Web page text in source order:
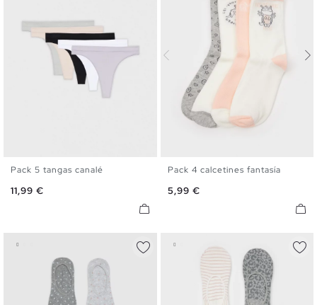
S
Pack 5 tangas canalé
Precio
11,99 €
Pack 4 calcetines fantasía
Precio
5,99 €